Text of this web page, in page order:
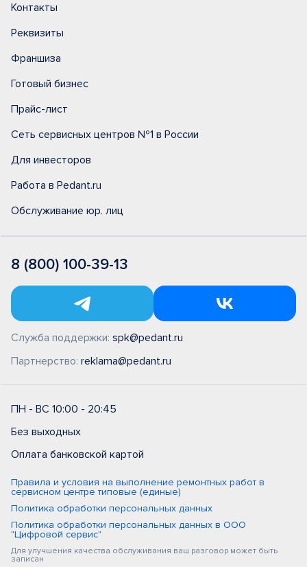
Контакты
Реквизиты
Франшиза
Готовый бизнес
Прайс-лист
Сеть сервисных центров №1 в России
Для инвесторов
Работа в Pedant.ru
Обслуживание юр. лиц
8 (800) 100-39-13
Служба поддержки: spk@pedant.ru
Партнерство: reklama@pedant.ru
ПН - ВС 10:00 - 20:45
Без выходных
Оплата банковской картой
Правила и условия на выполнение ремонтных работ в
сервисном центре типовые (единые)
Политика обработки персональных данных
Политика обработки персональных данных в ООО
"Цифровой сервис"
Для улучшения качества обслуживания ваш разговор может быть
записан